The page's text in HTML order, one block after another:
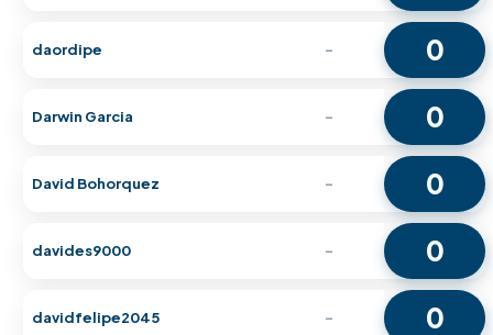
daordipe - 0
Darwin Garcia - 0
David Bohorquez - 0
davides9000 - 0
davidfelipe2045 - 0